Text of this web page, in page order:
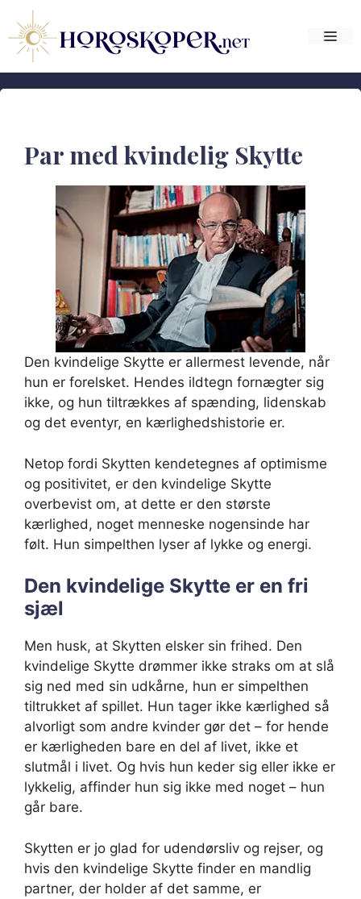
indhold
Par med kvindelig Skytte
Den kvindelige Skytte er allermest levende, når
hun er forelsket. Hendes ildtegn fornægter sig
ikke, og hun tiltrækkes af spænding, lidenskab
og det eventyr, en kærlighedshistorie er.
Netop fordi Skytten kendetegnes af optimisme
og positivitet, er den kvindelige Skytte
overbevist om, at dette er den største
kærlighed, noget menneske nogensinde har
følt. Hun simpelthen lyser af lykke og energi.
Den kvindelige Skytte er en fri
sjæl
Men husk, at Skytten elsker sin frihed. Den
kvindelige Skytte drømmer ikke straks om at slå
sig ned med sin udkårne, hun er simpelthen
tiltrukket af spillet. Hun tager ikke kærlighed så
alvorligt som andre kvinder gør det – for hende
er kærligheden bare en del af livet, ikke et
slutmål i livet. Og hvis hun keder sig eller ikke er
lykkelig, affinder hun sig ikke med noget – hun
går bare.
Skytten er jo glad for udendørsliv og rejser, og
hvis den kvindelige Skytte finder en mandlig
partner, der holder af det samme, er